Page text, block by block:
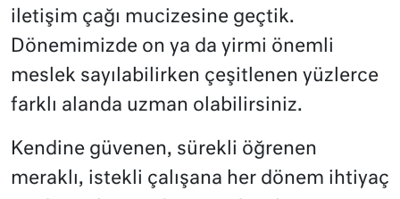
iletişim çağı mucizesine geçtik.
Dönemimizde on ya da yirmi önemli
meslek sayılabilirken çeşitlenen yüzlerce
farklı alanda uzman olabilirsiniz.
Kendine güvenen, sürekli öğrenen
meraklı, istekli çalışana her dönem ihtiyaç